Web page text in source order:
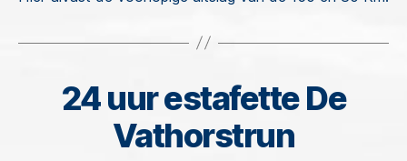
Categorieën
24 uur estafette De
Vathorstrun